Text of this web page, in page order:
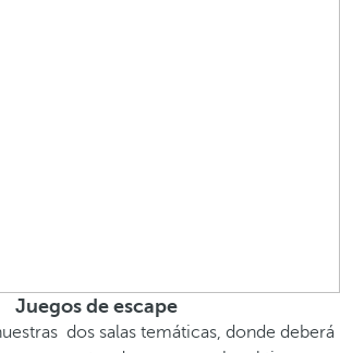
Juegos de escape
dos salas temáticas, donde deberá